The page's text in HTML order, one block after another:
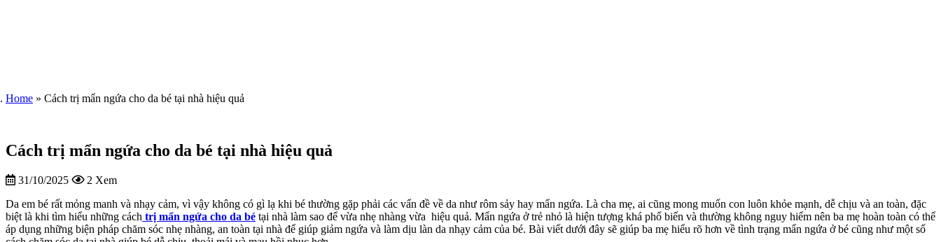
Home » Cách trị mẩn ngứa cho da bé tại nhà hiệu quả
Cách trị mẩn ngứa cho da bé tại nhà hiệu quả
31/10/2025 2 Xem
Da em bé rất mỏng manh và nhạy cảm, vì vậy không có gì lạ khi bé thường gặp phải các vấn đề về da như rôm sảy hay mẩn ngứa. Là cha mẹ, ai cũng mong muốn con luôn khỏe mạnh, dễ chịu và an toàn, đặc
biệt là khi tìm hiểu những cách trị mẩn ngứa cho da bé tại nhà làm sao để vừa nhẹ nhàng vừa hiệu quả. Mẩn ngứa ở trẻ nhỏ là hiện tượng khá phổ biến và thường không nguy hiểm nên ba mẹ hoàn toàn có thể
áp dụng những biện pháp chăm sóc nhẹ nhàng, an toàn tại nhà để giúp giảm ngứa và làm dịu làn da nhạy cảm của bé. Bài viết dưới đây sẽ giúp ba mẹ hiểu rõ hơn về tình trạng mẩn ngứa ở bé cũng như một số